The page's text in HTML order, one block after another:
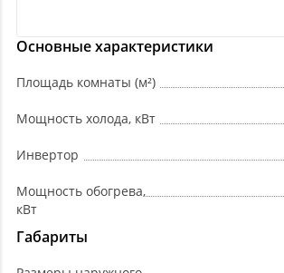
Основные характеристики
Площадь комнаты (м²)
Мощность холода, кВт
Инвертор
Мощность обогрева,
кВт
Габариты